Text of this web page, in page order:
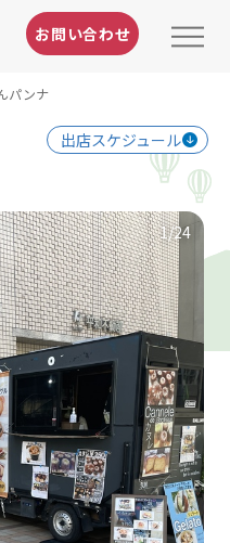
お問い合わせ
パンナ
出店スケジュール
1/24